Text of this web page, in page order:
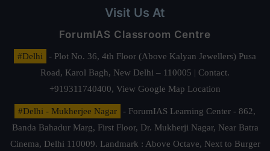
Visit Us At
ForumIAS Classroom Centre
#Delhi
- Plot No. 36, 4th Floor (Above Kalyan Jewellers) Pusa
Road, Karol Bagh, New Delhi – 110005 | Contact.
+919311740400, View Google Map Location
#Delhi - Mukherjee Nagar
- ForumIAS Learning Center - 862,
Banda Bahadur Marg, First Floor, Dr. Mukherji Nagar, Near Batra
Cinema, Delhi 110009. Landmark : Above Octave, Next to Burger